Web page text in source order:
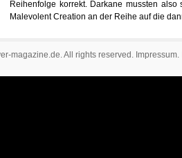
Reihenfolge korrekt. Darkane mussten
Malevolent Creation an der Reihe auf die
magazine.de. All rights reserved. Impressum